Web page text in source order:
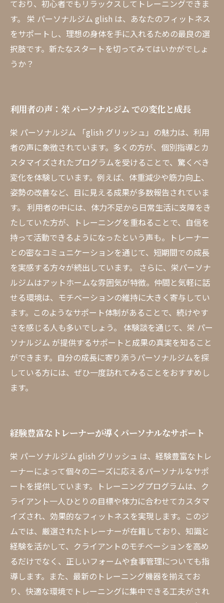
ており、初心者でもリラックスしてトレーニングできま
す。 栄 パーソナルジム glish は、あなたのフィットネス
をサポートし、理想の身体を手に入れるための最良の選
択肢です。新たなスタートを切ってみてはいかがでしょ
うか？
利用者の声：栄 パーソナルジム での変化と成長
栄 パーソナルジム 「glish グリッシュ」の魅力は、利用
者の声に象徴されています。多くの方が、個別指導とカ
スタマイズされたプログラムを受けることで、驚くべき
変化を体験しています。例えば、体重減少や筋力向上、
姿勢の改善など、目に見える成果が多数報告されていま
す。 利用者の中には、体力不足から日常生活に支障をき
たしていた方が、トレーニングを重ねることで、自信を
持って活動できるようになったという声も。トレーナー
との密なコミュニケーションを通じて、短期間での成長
を実感する方々が続出しています。 さらに、栄パーソナ
ルジムはアットホームな雰囲気が特徴。仲間と気軽に話
せる環境は、モチベーションの維持に大きく寄与してい
ます。このようなサポート体制があることで、続けやす
さを感じる人も多いでしょう。 体験談を通じて、栄 パー
ソナルジム が提供するサポートと成果の真実を知ること
ができます。自分の成長に寄り添うパーソナルジムを探
している方には、ぜひ一度訪れてみることをおすすめし
ます。
経験豊富なトレーナーが導くパーソナルなサポート
栄 パーソナルジム glish グリッシュ は、経験豊富なトレ
ーナーによって個々のニーズに応えるパーソナルなサポ
ートを提供しています。トレーニングプログラムは、ク
ライアント一人ひとりの目標や体力に合わせてカスタマ
イズされ、効果的なフィットネスを実現します。このジ
ムでは、厳選されたトレーナーが在籍しており、知識と
経験を活かして、クライアントのモチベーションを高め
るだけでなく、正しいフォームや食事管理についても指
導します。また、最新のトレーニング機器を揃えてお
り、快適な環境でトレーニングに集中できる工夫がされ